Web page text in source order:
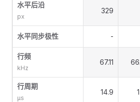
水平后沿
px
329
水平同步极性 -
行频
kHz
67.11
行周期
µs
14.9